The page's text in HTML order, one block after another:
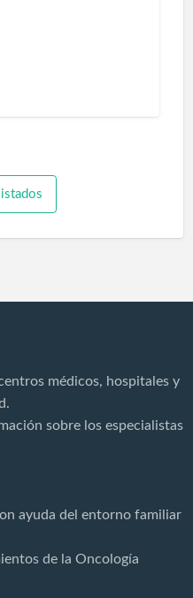
médicos, hospitales y
sobre los especialistas
ayuda del entorno familiar
de la Oncología